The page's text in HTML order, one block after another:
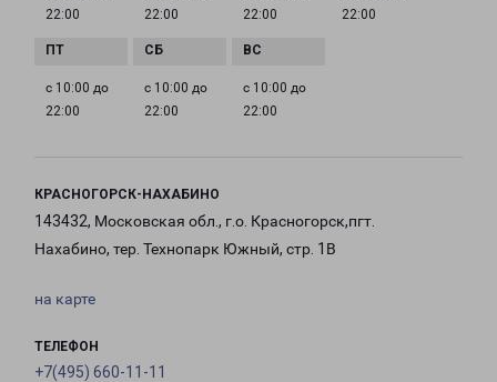
22:00
22:00
22:00
22:00
с 10:00 до
22:00
с 10:00 до
22:00
с 10:00 до
22:00
КРАСНОГОРСК-НАХАБИНО
143432, Московская обл., г.о. Красногорск,пгт.
Нахабино, тер. Технопарк Южный, стр. 1В
на карте
ТЕЛЕФОН
+7(495) 660-11-11